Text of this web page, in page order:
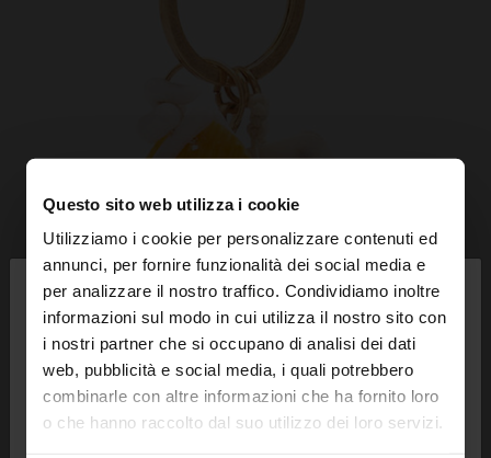
Questo sito web utilizza i cookie
Utilizziamo i cookie per personalizzare contenuti ed
annunci, per fornire funzionalità dei social media e
per analizzare il nostro traffico. Condividiamo inoltre
informazioni sul modo in cui utilizza il nostro sito con
i nostri partner che si occupano di analisi dei dati
web, pubblicità e social media, i quali potrebbero
combinarle con altre informazioni che ha fornito loro
o che hanno raccolto dal suo utilizzo dei loro servizi.
ciao ×
Stai accedendo al sito da Svizzera. Vuoi navigare
sul nostro sito United States?